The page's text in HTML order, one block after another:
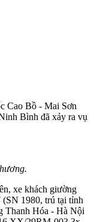
Cao Bồ - Mai Sơn
Bình đã xảy ra vụ
xe khách giường
1980, trú tại tỉnh
Thanh Hóa - Hà Nội